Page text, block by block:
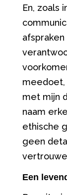
En, zoals
met mijn
naam
ethische
geen
Een